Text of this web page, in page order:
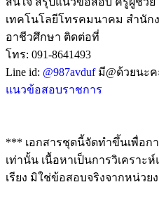
เทคโนโลยีโทรคมนาคม สำนัก
อาชีวศึกษา ติดต่อที่
โทร: 091-8641493
Line id: @987avdufมี@ด้วยนะค
แนวข้อสอบราชการ
*** เอกสารชุดนี้จัดทำขึ้นเพื่อก
เท่านั้น เนื้อหาเป็นการวิเคราะ
เรียง มิใช่ข้อสอบจริงจากหน่วย